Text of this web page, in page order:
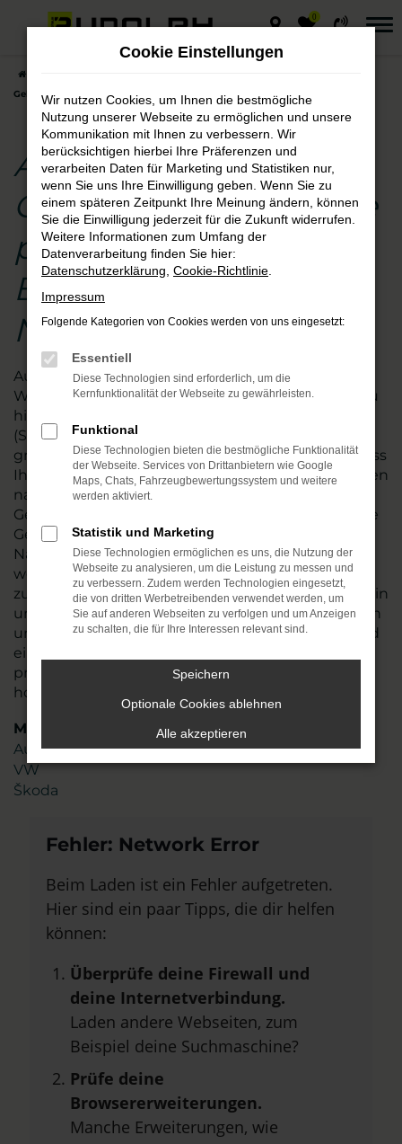
Zum
0
Gebrauchtwagen – die preisgünstige Entscheidung für Naumburg (Saale)
Audi Q7
Gebrauchtwagen – die
preisgünstige
Entscheidung für
Naumburg (Saale)
Augen auf beim Audi Q7 Gebrauchtwagen- Kauf.
Wir vom Autohaus Rudolph schauen für Sie genau
hin und führen vor dem Verkauf nach Naumburg
(Saale) oder an einen anderen Ort einen
gründlichen Check durch. Wir stellen so sicher, dass
Ihr Fahrzeug einwandfrei funktioniert und tauschen
natürlich auch Verschleißteile aus. Audi Q7
Gebrauchtwagen sind in den meisten Fällen junge
Gebrauchte, die noch einige Jahre Mobilität in
Naumburg (Saale) möglich machen. Angeboten
werden die Fahrzeug zum fairen Preis und sind
zudem nahezu umgehend verfügbar. Stöbern Sie in
unserem Sortiment oder lassen Sie sich gezielt von
uns beraten. Mit mehr als 45 Jahren Erfahrung und
einem Team aus mehr als 110 Mitarbeitenden
profitieren Sie von unserem erstklassigen Know-
how und unserer Liebe zum Service.
Marken
Audi
VW
Škoda
Fehler: Network Error
Beim Laden ist ein Fehler aufgetreten.
Hier sind ein paar Tipps, die dir helfen
können:
Überprüfe deine Firewall und
deine Internetverbindung.
Laden andere Webseiten, zum
Beispiel deine Suchmaschine?
Prüfe deine
Browsererweiterungen.
Manche Erweiterungen, wie
Cookie Einstellungen
Wir nutzen Cookies, um Ihnen die bestmögliche
Nutzung unserer Webseite zu ermöglichen und unsere
Kommunikation mit Ihnen zu verbessern. Wir
berücksichtigen hierbei Ihre Präferenzen und
verarbeiten Daten für Marketing und Statistiken nur,
wenn Sie uns Ihre Einwilligung geben. Wenn Sie zu
einem späteren Zeitpunkt Ihre Meinung ändern, können
Sie die Einwilligung jederzeit für die Zukunft widerrufen.
Weitere Informationen zum Umfang der
Datenverarbeitung finden Sie hier:
Datenschutzerklärung Cookie-Richtlinie
Impressum
Folgende Kategorien von Cookies werden von uns eingesetzt:
Essentiell
Diese Technologien sind erforderlich, um die
Kernfunktionalität der Webseite zu gewährleisten.
Funktional
Diese Technologien bieten die bestmögliche Funktionalität
der Webseite. Services von Drittanbietern wie Google
Maps, Chats, Fahrzeugbewertungssystem und weitere
werden aktiviert.
Statistik und Marketing
Diese Technologien ermöglichen es uns, die Nutzung der
Webseite zu analysieren, um die Leistung zu messen und
zu verbessern. Zudem werden Technologien eingesetzt,
die von dritten Werbetreibenden verwendet werden, um
Sie auf anderen Webseiten zu verfolgen und um Anzeigen
zu schalten, die für Ihre Interessen relevant sind.
Speichern
Optionale Cookies ablehnen
Alle akzeptieren